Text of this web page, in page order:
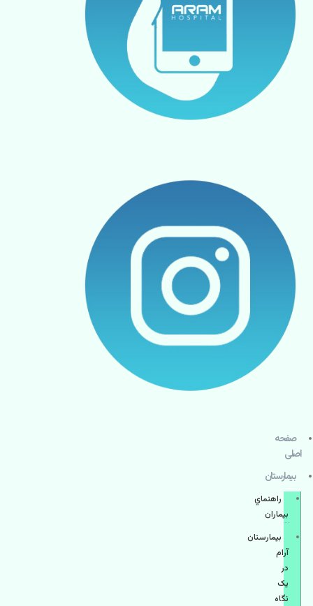
صفحه
اصلی
بيمارستان
راهنماي
بیماران
بیمارستان
آرام
در
یک
نگاه